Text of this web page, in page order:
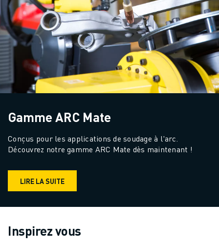
Gamme ARC Mate
Conçus pour les applications de soudage à l'arc.
Découvrez notre gamme ARC Mate dès maintenant !
LIRE LA SUITE
Inspirez vous